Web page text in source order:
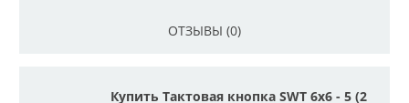
ОТЗЫВЫ (0)
Купить Тактовая кнопка SWT 6x6 - 5 (2